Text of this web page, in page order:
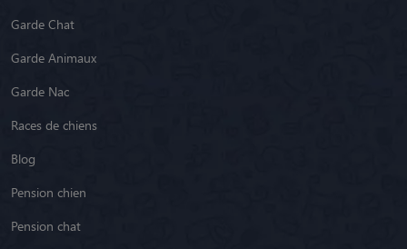
Garde Chat
Garde Animaux
Garde Nac
Races de chiens
Blog
Pension chien
Pension chat